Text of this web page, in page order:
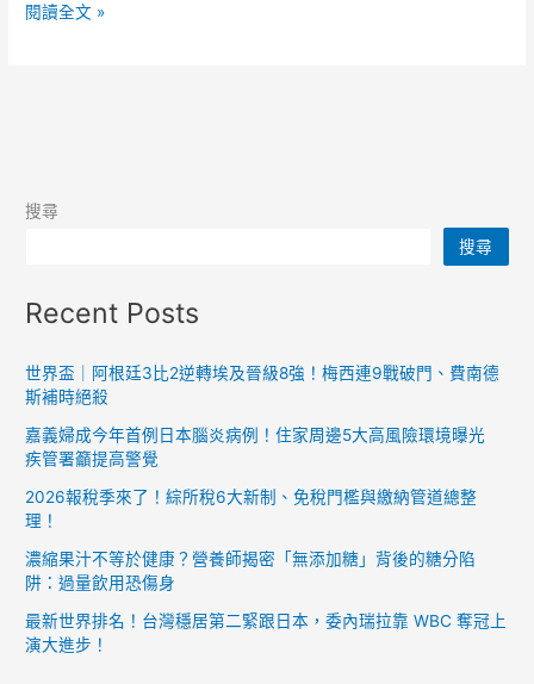
國
ㄕ
音
議
國
教
院：
呈
現
早
期
語
閱讀全文 »
搜尋
搜尋
Recent Posts
世界盃｜阿根廷3比2逆轉埃及晉級8強！梅西連9戰破門、費南德
斯補時絕殺
嘉義婦成今年首例日本腦炎病例！住家周邊5大高風險環境曝光
疾管署籲提高警覺
2026報稅季來了！綜所稅6大新制、免稅門檻與繳納管道總整
理！
濃縮果汁不等於健康？營養師揭密「無添加糖」背後的糖分陷
阱：過量飲用恐傷身
最新世界排名！台灣穩居第二緊跟日本，委內瑞拉靠 WBC 奪冠上
演大進步！